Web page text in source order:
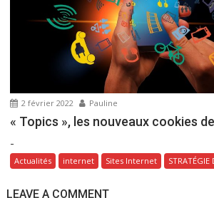
2 février 2022 Pauline
« Topics », les nouveaux cookies
-
Actualités internet Sites Internet STRATÉGIE
LEAVE A COMMENT